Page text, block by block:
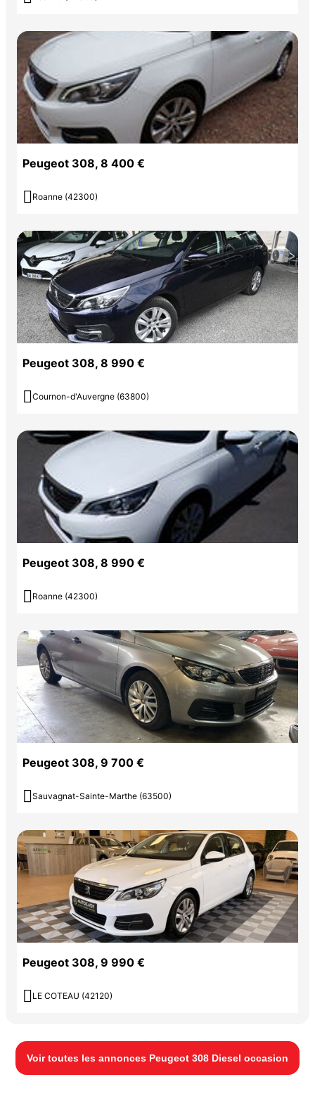
Peugeot 308, 8 400 €
 Roanne (42300)
Peugeot 308, 8 990 €
 Cournon-d'Auvergne (63800)
Peugeot 308, 8 990 €
 Roanne (42300)
Peugeot 308, 9 700 €
 Sauvagnat-Sainte-Marthe (63500)
Peugeot 308, 9 990 €
 LE COTEAU (42120)
Voir toutes les annonces Peugeot 308 Diesel occasion